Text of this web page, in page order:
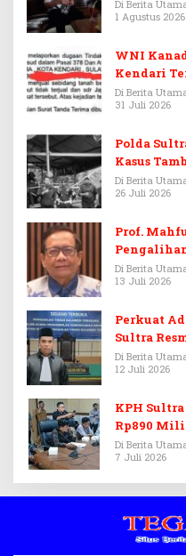
Di Berita
1 Agustus 2026
WNI
Kendari
Di Berita
31 Juli 2026
Polda
Kasus
Di Berita
26 Juli 2026
Prof.
Febrie
Di Berita
13 Juli 2026
Perkuat
Sultra
PERADI
Di Berita
12 Juli 2026
KPH
Rp890
Di Berita
7 Juli 2026